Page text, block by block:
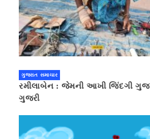
ગુજરાત સમાચાર
રમીલાબેન : જેમની આખી જિંદગી
ગુજરી